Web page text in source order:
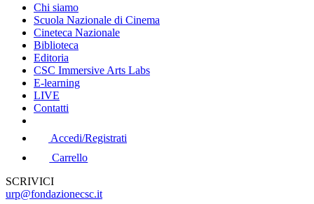
Chi siamo
Scuola Nazionale di Cinema
Cineteca Nazionale
Biblioteca
Editoria
CSC Immersive Arts Labs
E-learning
LIVE
Contatti
Accedi/Registrati
Carrello
SCRIVICI
urp@fondazionecsc.it